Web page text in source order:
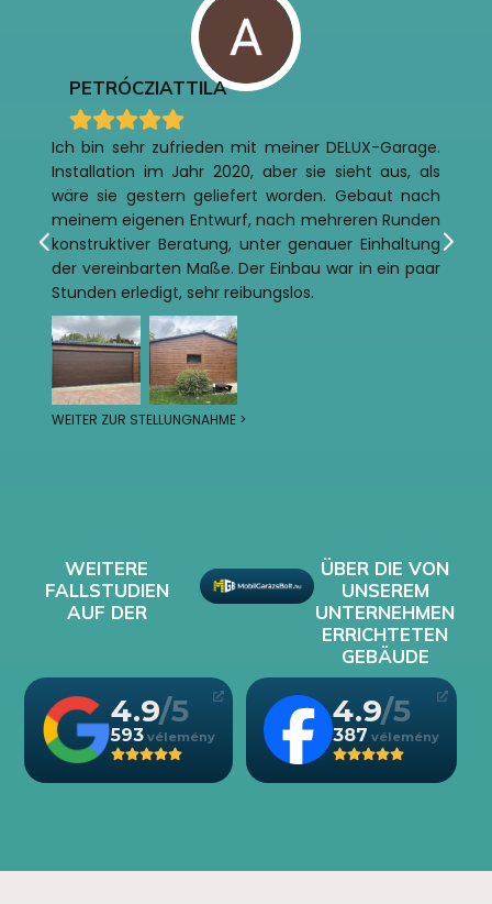
PETRÓCZIATTILA
Ich bin sehr zufrieden mit meiner DELUX-Garage.
Installation im Jahr 2020, aber sie sieht aus, als
wäre sie gestern geliefert worden. Gebaut nach
meinem eigenen Entwurf, nach mehreren Runden
konstruktiver Beratung, unter genauer Einhaltung
der vereinbarten Maße. Der Einbau war in ein paar
Stunden erledigt, sehr reibungslos.
WEITER ZUR STELLUNGNAHME >
WEITERE
FALLSTUDIEN
AUF DER
ÜBER DIE VON
UNSEREM
UNTERNEHMEN
ERRICHTETEN
GEBÄUDE
4.9
593
4.9
387